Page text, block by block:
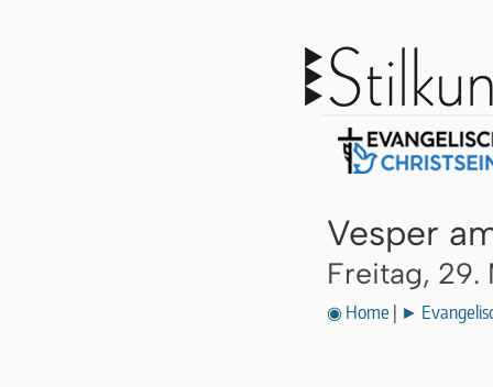
Vesper
Freitag, 29.
◉ Home ►